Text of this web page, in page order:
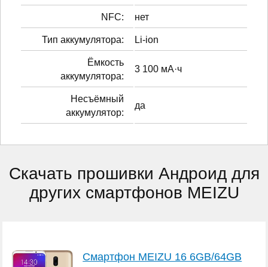
NFC: нет
Тип аккумулятора: Li-ion
Ёмкость
аккумулятора:
3 100 мА·ч
Несъёмный
аккумулятор:
да
Скачать прошивки Андроид для
других смартфонов MEIZU
Смартфон MEIZU 16 6GB/64GB